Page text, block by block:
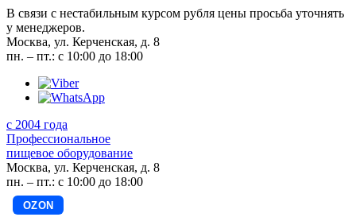
В связи с нестабильным курсом рубля цены просьба уточнять
у менеджеров.
Москва, ул. Керченская, д. 8
пн. – пт.: с 10:00 до 18:00
с 2004 года
Профессиональное
пищевое оборудование
Москва, ул. Керченская, д. 8
пн. – пт.: с 10:00 до 18:00
OZON